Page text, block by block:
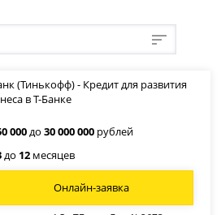
(Тинькофф) - Кредит для развития
в Т-Банке
000до30 000 000 рублей
до 12 месяцев
Онлайн-заявка